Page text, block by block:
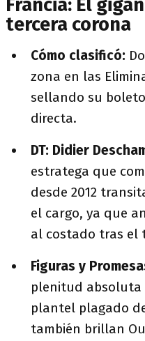
Francia: El
tercera corona
Cómo clasificó:
zona en las
sellando su
directa.
DT: Didier
estratega que
desde 2012
el cargo, ya que
al costado tras el
Figuras y
plenitud absoluta
plantel plagado
también brillan